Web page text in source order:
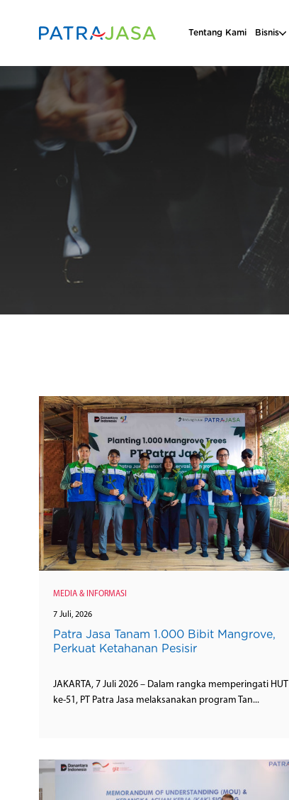
Tentang Kami Bisnis
MEDIA & INFORMASI
7 Juli, 2026
Patra Jasa Tanam 1.000 Bibit Mangrove,
Perkuat Ketahanan Pesisir
JAKARTA, 7 Juli 2026 – Dalam rangka memperingati HUT
ke-51, PT Patra Jasa melaksanakan program Tan...